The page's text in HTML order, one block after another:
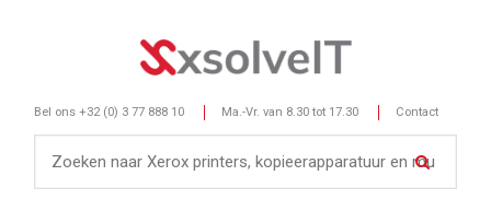
Bel ons +32 (0) 3 77 888 10 Ma.-Vr. van 8.30 tot 17.30 Contact